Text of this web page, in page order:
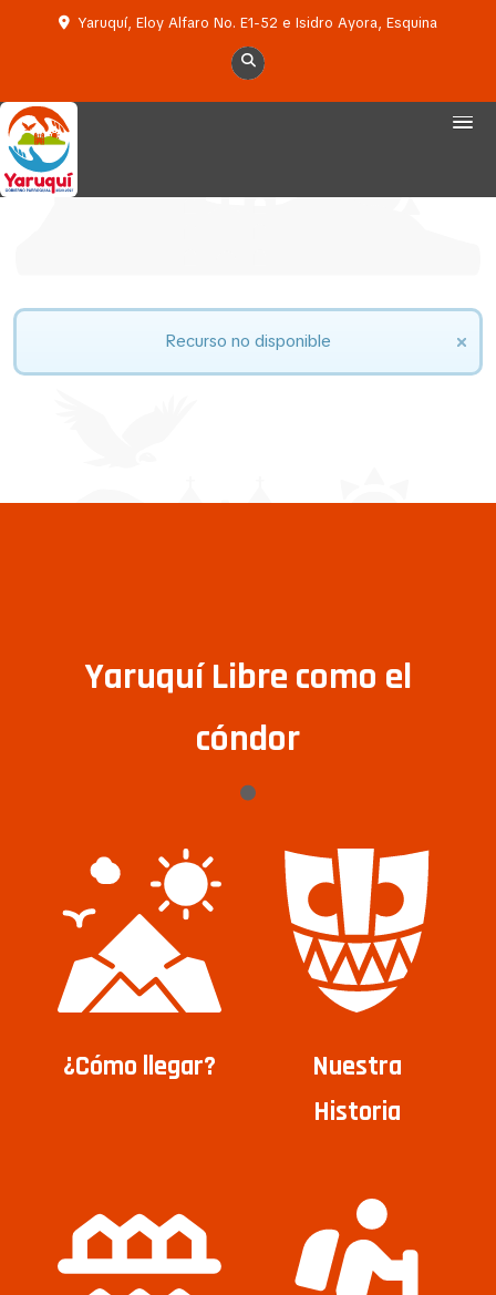
Yaruquí, Eloy Alfaro No. E1-52 e Isidro Ayora, Esquina
Recurso no disponible
Yaruquí Libre como el
cóndor
¿Cómo llegar?
Nuestra
Historia